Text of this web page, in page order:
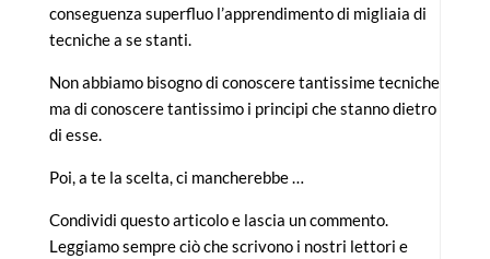
conseguenza superfluo l’apprendimento di migliaia di
tecniche a se stanti.
Non abbiamo bisogno di conoscere tantissime tecniche
ma di conoscere tantissimo i principi che stanno dietro
di esse.
Poi, a te la scelta, ci mancherebbe …
Condividi questo articolo e lascia un commento.
Leggiamo sempre ciò che scrivono i nostri lettori e